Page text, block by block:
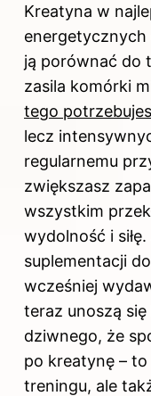
Kreatyna w
energetycznych
ją porównać do
zasila komórki
tego
lecz
regularnemu
zwiększasz
wszystkim
wydolność i
suplementacji
wcześniej
teraz unoszą
dziwnego, że
po kreatynę –
treningu, ale